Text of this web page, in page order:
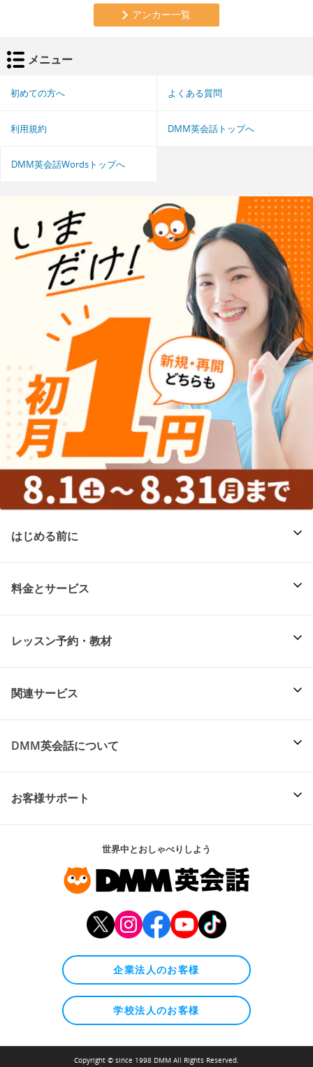
アンカー一覧
メニュー
初めての方へ よくある質問
利用規約 DMM英会話トップへ
DMM英会話Wordsトップへ
はじめる前に
料金とサービス
レッスン予約・教材
関連サービス
DMM英会話について
お客様サポート
世界中とおしゃべりしよう
企業法人のお客様
学校法人のお客様
Copyright © since 1998 DMM All Rights Reserved.